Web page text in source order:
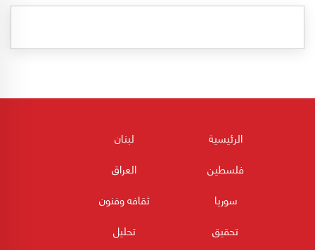
الرئيسية
لبنان
فلسطين
العراق
سوريا
ثقافه وفنون
تحقيق
تحليل